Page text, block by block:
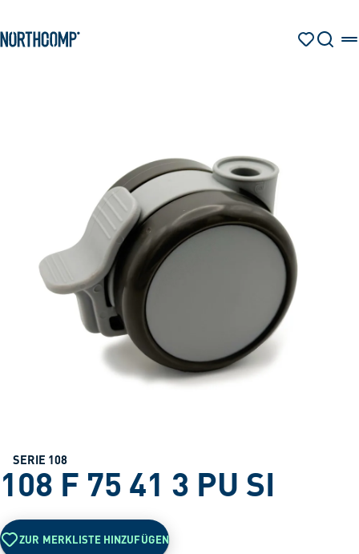
Zur Navigation springen
SUCHE
DE
SERIE 108
108 F 75 41 3 PU SI
ZUR MERKLISTE HINZUFÜGEN